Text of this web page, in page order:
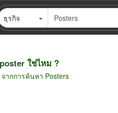
ธุรกิจ
poster ใช่ไหม ?
ากการค้นหา Posters